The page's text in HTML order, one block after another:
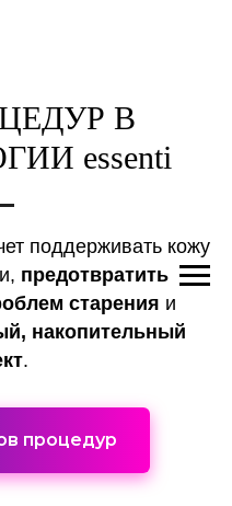
В
essenti
поддерживать кожу
предотвратить
старения и
накопительный
.
процедур